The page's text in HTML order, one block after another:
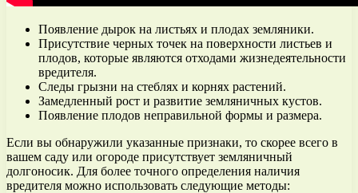
Появление дырок на листьях и плодах земляники.
Присутствие черных точек на поверхности листьев и
плодов, которые являются отходами жизнедеятельности
вредителя.
Следы грызни на стеблях и корнях растений.
Замедленный рост и развитие земляничных кустов.
Появление плодов неправильной формы и размера.
Если вы обнаружили указанные признаки, то скорее всего в
вашем саду или огороде присутствует земляничный
долгоносик. Для более точного определения наличия
вредителя можно использовать следующие методы: